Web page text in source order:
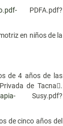
PDFA.pdf?
en niños de la
de 4 años de las
de Tacna.
Susy.pdf?
de cinco años del